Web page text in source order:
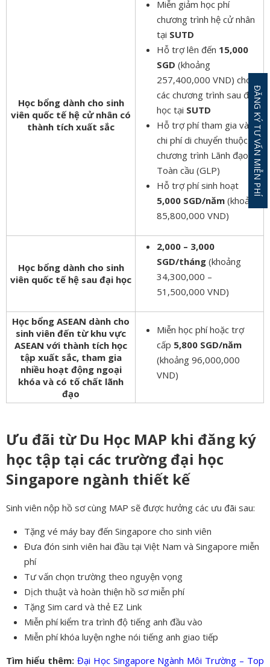
Học bổng dành cho sinh
viên quốc tế hệ cử nhân có
thành tích xuất sắc
Miễn giảm học phí
chương trình hệ cử nhân
tại SUTD
Hỗ trợ lên đến 15,000
SGD (khoảng
257,400,000 VND) cho
các chương trình sau đại
học tại SUTD
Hỗ trợ phí tham gia và
chi phí di chuyển thuộc
chương trình Lãnh đạo
Toàn cầu (GLP)
Hỗ trợ phí sinh hoạt
5,000 SGD/năm (khoảng
85,800,000 VND)
Học bổng dành cho sinh
viên quốc tế hệ sau đại học
2,000 – 3,000
SGD/tháng (khoảng
34,300,000 –
51,500,000 VND)
Học bổng ASEAN dành cho
sinh viên đến từ khu vực
ASEAN với thành tích học
tập xuất sắc, tham gia
nhiều hoạt động ngoại
khóa và có tố chất lãnh
đạo
Miễn học phí hoặc trợ
cấp 5,800 SGD/năm
(khoảng 96,000,000
VND)
Ưu đãi từ Du Học MAP khi đăng ký
học tập tại các trường đại học
Singapore ngành thiết kế
Sinh viên nộp hồ sơ cùng MAP sẽ được hưởng các ưu đãi sau:
Tặng vé máy bay đến Singapore cho sinh viên
Đưa đón sinh viên hai đầu tại Việt Nam và Singapore miễn
phí
Tư vấn chọn trường theo nguyện vọng
Dịch thuật và hoàn thiện hồ sơ miễn phí
Tặng Sim card và thẻ EZ Link
Miễn phí kiểm tra trình độ tiếng anh đầu vào
Miễn phí khóa luyện nghe nói tiếng anh giao tiếp
Tìm hiểu thêm: Đại Học Singapore Ngành Môi Trường – Top
ĐĂNG KÝ TƯ VẤN MIỄN PHÍ